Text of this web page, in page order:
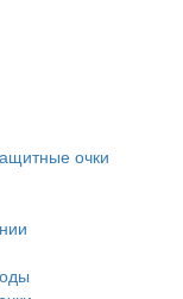
очки